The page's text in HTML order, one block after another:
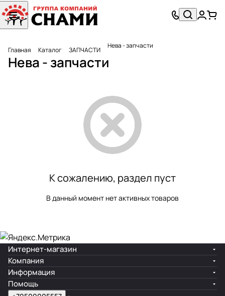
Главная Каталог ЗАПЧАСТИ Нева - запчасти
Нева - запчасти
К сожалению, раздел пуст
В данный момент нет активных товаров
Интернет-магазин
Компания
Информация
Помощь